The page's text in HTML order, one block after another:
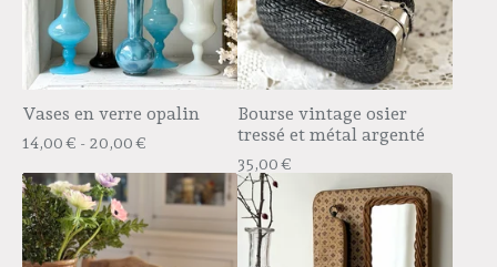
Vases en verre opalin
14,00€ - 20,00€
Bourse vintage osier
tressé et métal argenté
35,00€